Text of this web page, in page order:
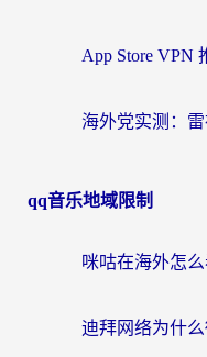
qq音乐地域限制